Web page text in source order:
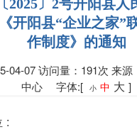
2025〕2号开阳县人
开阳县“企业之家”
作制度》的通知
04-07访问量：191次 来源
中心 字体:[
小 中 大 ]
: